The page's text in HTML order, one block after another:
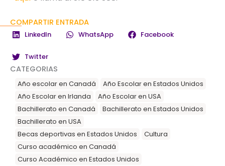
COMPARTIR ENTRADA
LinkedIn WhatsApp Facebook
Twitter
CATEGORIAS
Año escolar en Canadá
Año Escolar en Estados Unidos
Año Escolar en Irlanda
Año Escolar en USA
Bachillerato en Canadá
Bachillerato en Estados Unidos
Bachillerato en USA
Becas deportivas en Estados Unidos
Cultura
Curso académico en Canadá
Curso Académico en Estados Unidos